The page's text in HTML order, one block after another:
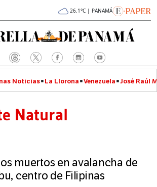
26.1°C | PANAMÁ
Noticias La Llorona Venezuela José Raúl
Natural
muertos en avalancha de
centro de Filipinas